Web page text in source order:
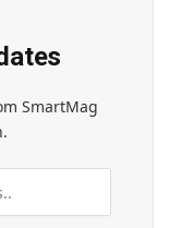
SmartMag